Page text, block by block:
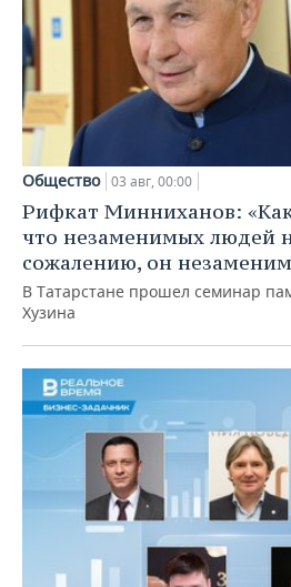
Общество 03 авг, 00:00
Рифкат Минниханов:
что незаменимых людей
сожалению, он
В Татарстане прошел семинар
Хузина